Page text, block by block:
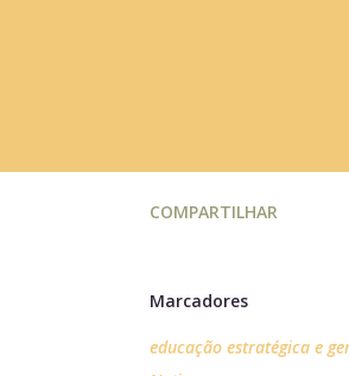
COMPARTILHAR
Marcadores
educação estratégica e